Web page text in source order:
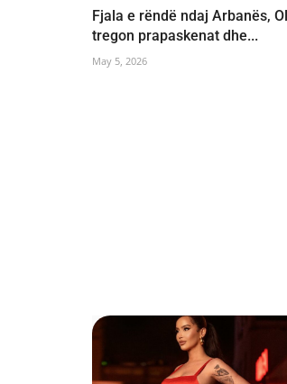
Fjala e rëndë ndaj Arbanës,
tregon prapaskenat dhe...
May 5, 2026